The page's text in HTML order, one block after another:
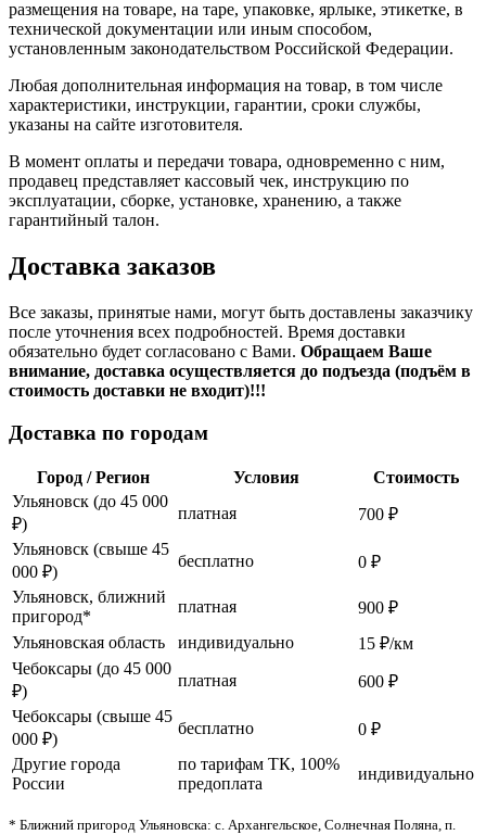
размещения на товаре, на таре, упаковке, ярлыке, этикетке, в
технической документации или иным способом,
установленным законодательством Российской Федерации.
Любая дополнительная информация на товар, в том числе
характеристики, инструкции, гарантии, сроки службы,
указаны на сайте изготовителя.
В момент оплаты и передачи товара, одновременно с ним,
продавец представляет кассовый чек, инструкцию по
эксплуатации, сборке, установке, хранению, а также
гарантийный талон.
Доставка заказов
Все заказы, принятые нами, могут быть доставлены заказчику
после уточнения всех подробностей. Время доставки
обязательно будет согласовано с Вами. Обращаем Ваше
внимание, доставка осуществляется до подъезда (подъём в
стоимость доставки не входит)!!!
Доставка по городам
Город / Регион Условия
Стоимость
Ульяновск (до 45 000
₽)
платная
700 ₽
Ульяновск (свыше 45
000 ₽)
бесплатно
0 ₽
Ульяновск, ближний
пригород*
платная
900 ₽
Ульяновская область
индивидуально
15 ₽/км
Чебоксары (до 45 000
₽)
платная
600 ₽
Чебоксары (свыше 45
000 ₽)
бесплатно
0 ₽
Другие города
России
по тарифам ТК, 100%
предоплата
индивидуально
* Ближний пригород Ульяновска: с. Архангельское, Солнечная Поляна, п.